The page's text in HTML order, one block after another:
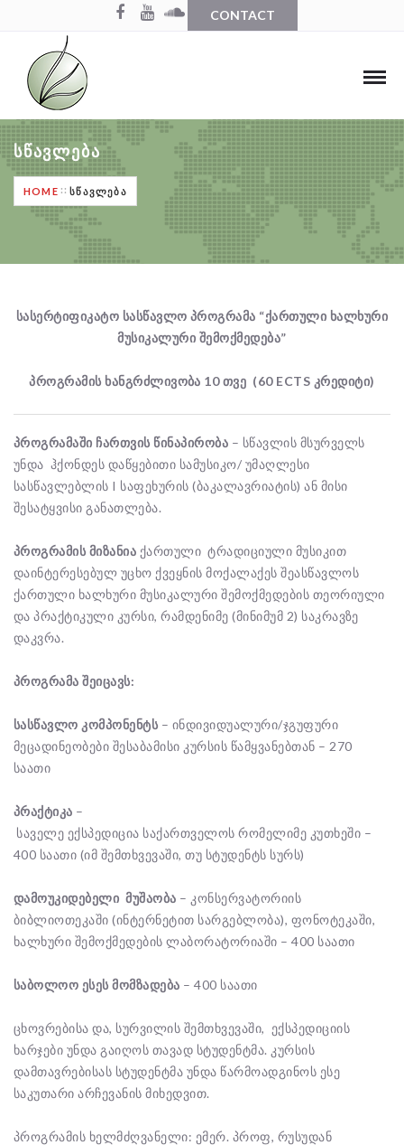
CONTACT
ᲡᲬᲐᲕᲚᲔᲑᲐ
HOME ᲡᲬᲐᲕᲚᲔᲑᲐ
სასერტიფიკატო სასწავლო პროგრამა “ქართული ხალხური
მუსიკალური შემოქმედება”
პროგრამის ხანგრძლივობა 10თვე (60 ECTS კრედიტი)
პროგრამაში ჩართვის წინაპირობა – სწავლის მსურველს
უნდა ჰქონდეს დაწყებითი სამუსიკო/ უმაღლესი
სასწავლებლის I საფეხურის (ბაკალავრიატის) ან მისი
შესატყვისი განათლება.
პროგრამის მიზანია ქართული ტრადიციული მუსიკით
დაინტერესებულ უცხო ქვეყნის მოქალაქეს შეასწავლოს
ქართული ხალხური მუსიკალური შემოქმედების თეორიული
და პრაქტიკული კურსი, რამდენიმე (მინიმუმ 2) საკრავზე
დაკვრა.
პროგრამა შეიცავს:
სასწავლო კომპონენტს – ინდივიდუალური/ჯგუფური
მეცადინეობები შესაბამისი კურსის წამყვანებთან – 270
საათი
პრაქტიკა –
საველე ექსპედიცია საქართველოს რომელიმე კუთხეში –
400 საათი (იმ შემთხვევაში, თუ სტუდენტს სურს)
დამოუკიდებელი მუშაობა – კონსერვატორიის
ბიბლიოთეკაში (ინტერნეტით სარგებლობა), ფონოტეკაში,
ხალხური შემოქმედების ლაბორატორიაში – 400 საათი
საბოლოო ესეს მომზადება – 400 საათი
ცხოვრებისა და, სურვილის შემთხვევაში, ექსპედიციის
ხარჯები უნდა გაიღოს თავად სტუდენტმა. კურსის
დამთავრებისას სტუდენტმა უნდა წარმოადგინოს ესე
საკუთარი არჩევანის მიხედვით.
პროგრამის ხელმძღვანელი: ემერ. პროფ, რუსუდან